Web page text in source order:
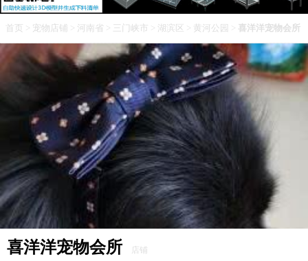
首页 宠物店铺 河南省 三门峡市 湖滨区 黄河公园 喜洋洋宠物会所
喜洋洋宠物会所 店铺